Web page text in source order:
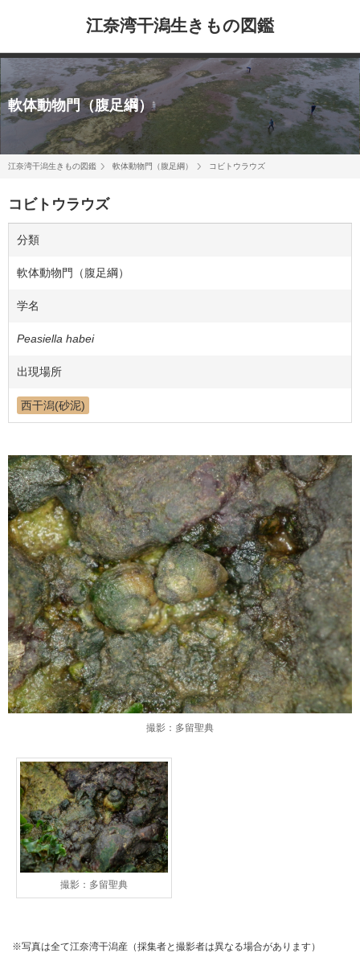
江奈湾干潟生きもの図鑑
軟体動物門（腹足綱）
江奈湾干潟生きもの図鑑 軟体動物門（腹足綱） コビトウラウズ
コビトウラウズ
分類
軟体動物門（腹足綱）
学名
Peasiella habei
出現場所
西干潟(砂泥)
撮影：多留聖典
撮影：多留聖典
※写真は全て江奈湾干潟産（採集者と撮影者は異なる場合があります）